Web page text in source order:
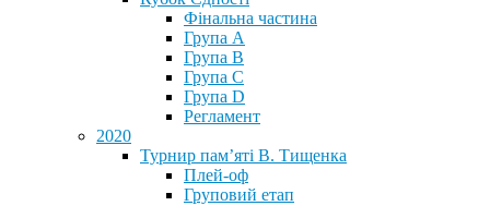
Фінальна частина
Група А
Група В
Група С
Група D
Регламент
2020
Турнир пам’яті В. Тищенка
Плей-оф
Груповий етап